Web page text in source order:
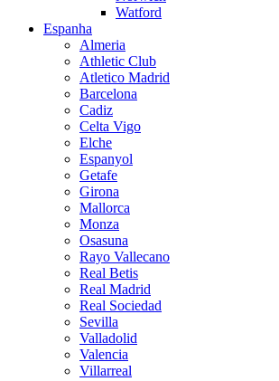
Watford
Espanha
Almeria
Athletic Club
Atletico Madrid
Barcelona
Cadiz
Celta Vigo
Elche
Espanyol
Getafe
Girona
Mallorca
Monza
Osasuna
Rayo Vallecano
Real Betis
Real Madrid
Real Sociedad
Sevilla
Valladolid
Valencia
Villarreal